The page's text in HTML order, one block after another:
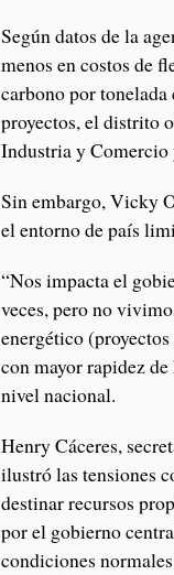
Según datos de la
menos en costos de
carbono por tonelada
proyectos, el distrito
Industria y Comercio
Sin embargo, Vicky
el entorno de país
“Nos impacta el
veces, pero no
energético
con mayor rapidez
nivel nacional.
Henry Cáceres,
ilustró las tensiones
destinar recursos
por el gobierno
condiciones